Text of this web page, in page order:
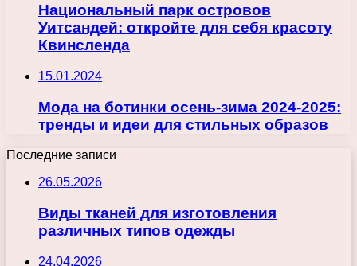
Национальный парк островов
Уитсандей: откройте для себя красоту
Квинсленда
15.01.2024
Мода на ботинки осень-зима 2024-2025:
тренды и идеи для стильных образов
Последние записи
26.05.2026
Виды тканей для изготовления
различных типов одежды
24.04.2026